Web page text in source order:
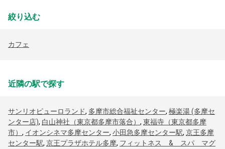
絞り込む
カフェ
近隣の駅で探す
サンリオピューロランド, 多摩市総合福祉センター, 極楽湯 (多摩セ
ンター店), 白山神社（東京都多摩市落合） , 東福寺（東京都多摩
市） , イオンシネマ多摩センター, 小田急多摩センター駅, 京王多摩
センター駅, 京王プラザホテル多摩, フィットネス & スパ マグ